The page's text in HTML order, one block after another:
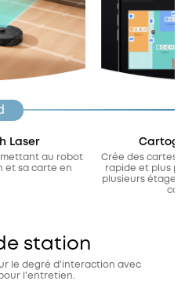
Laser
au robot
et sa carte en
Crée des cartes
rapide et plus
plusieurs étages
station
le degré d'interaction avec
l'entretien.